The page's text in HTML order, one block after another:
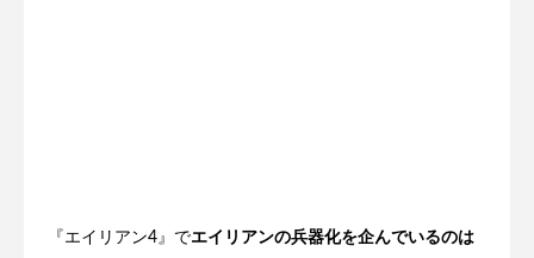
『エイリアン4』でエイリアンの兵器化を企んでいるのは